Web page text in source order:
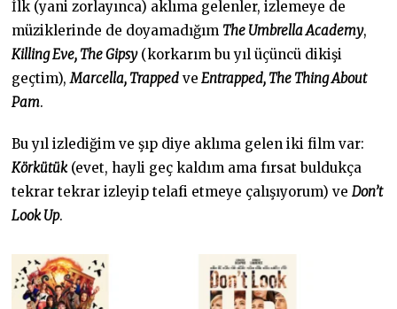
İlk (yani zorlayınca) aklıma gelenler, izlemeye de
müziklerinde de doyamadığım The Umbrella Academy,
Killing Eve, The Gipsy(korkarım bu yıl üçüncü dikişi
geçtim),Marcella, Trapped ve Entrapped, The Thing About
Pam.
Bu yıl izlediğim ve şıp diye aklıma gelen iki film var:
Körkütük(evet, hayli geç kaldım ama fırsat buldukça
tekrar tekrar izleyip telafi etmeye çalışıyorum) veDon’t
Look Up.